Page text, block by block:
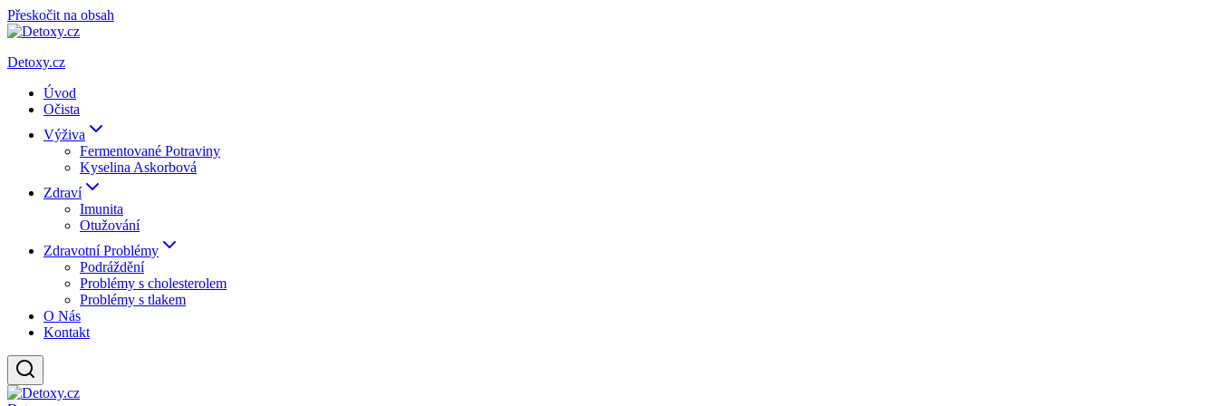
Přeskočit na obsah
Detoxy.cz
Úvod
Očista
Výživa
Fermentované Potraviny
Kyselina Askorbová
Zdraví
Imunita
Otužování
Zdravotní Problémy
Podráždění
Problémy s cholesterolem
Problémy s tlakem
O Nás
Kontakt